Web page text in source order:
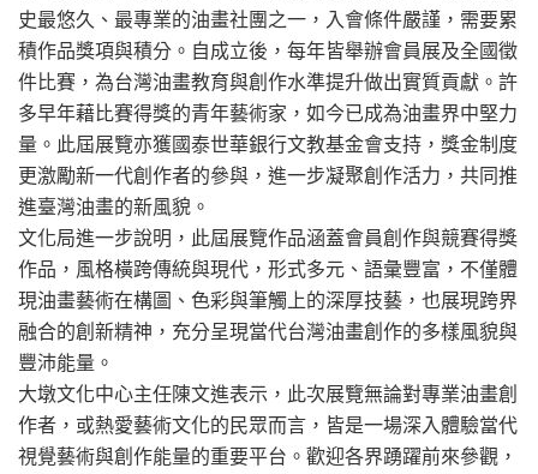
史最悠久、最專業的油畫社團之一，入會條件嚴謹，需要累
積作品獎項與積分。自成立後，每年皆舉辦會員展及全國徵
件比賽，為台灣油畫教育與創作水準提升做出實質貢獻。許
多早年藉比賽得獎的青年藝術家，如今已成為油畫界中堅力
量。此屆展覽亦獲國泰世華銀行文教基金會支持，獎金制度
更激勵新一代創作者的參與，進一步凝聚創作活力，共同推
進臺灣油畫的新風貌。
文化局進一步說明，此屆展覽作品涵蓋會員創作與競賽得獎
作品，風格橫跨傳統與現代，形式多元、語彙豐富，不僅體
現油畫藝術在構圖、色彩與筆觸上的深厚技藝，也展現跨界
融合的創新精神，充分呈現當代台灣油畫創作的多樣風貌與
豐沛能量。
大墩文化中心主任陳文進表示，此次展覽無論對專業油畫創
作者，或熱愛藝術文化的民眾而言，皆是一場深入體驗當代
視覺藝術與創作能量的重要平台。歡迎各界踴躍前來參觀，